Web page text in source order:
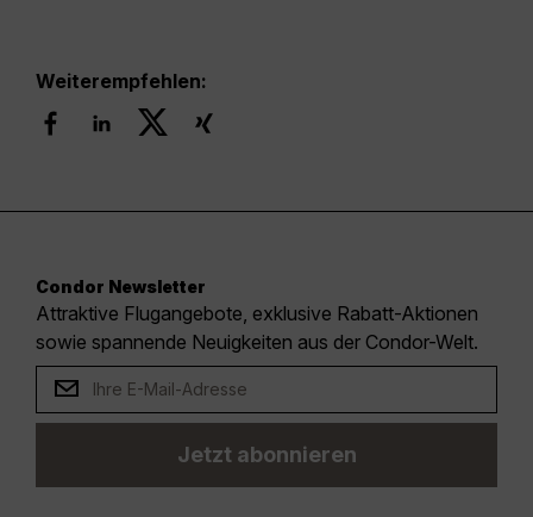
Weiterempfehlen:
Condor Newsletter
Attraktive Flugangebote, exklusive Rabatt-Aktionen
sowie spannende Neuigkeiten aus der Condor-Welt.
Jetzt abonnieren